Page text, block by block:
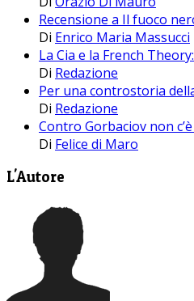
Recensione a Il fuoco
Di Enrico Maria Massucci
La Cia e la French
Di Redazione
Per una controstoria
Di Redazione
Contro Gorbaciov non
Di Felice di Maro
L'Autore